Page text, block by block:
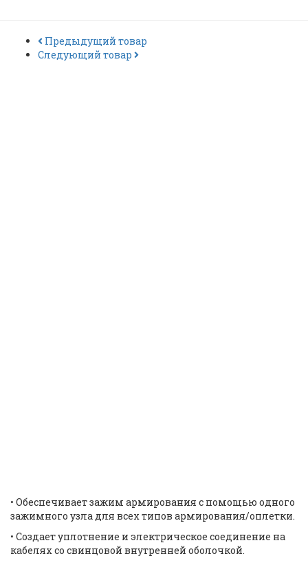
Предыдущий товар
Следующий товар
• Обеспечивает зажим армирования с помощью одного
зажимного узла для всех типов армирования/оплетки.
• Создает уплотнение и электрическое соединение на
кабелях со свинцовой внутренней оболочкой.